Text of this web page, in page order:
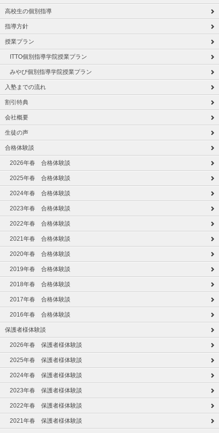
高校生の個別指導
指導方針
授業プラン
ITTO個別指導学院授業プラン
みやび個別指導学院授業プラン
入塾までの流れ
割引特典
会社概要
生徒の声
合格体験談
2026年春 合格体験談
2025年春 合格体験談
2024年春 合格体験談
2023年春 合格体験談
2022年春 合格体験談
2021年春 合格体験談
2020年春 合格体験談
2019年春 合格体験談
2018年春 合格体験談
2017年春 合格体験談
2016年春 合格体験談
保護者様体験談
2026年春 保護者様体験談
2025年春 保護者様体験談
2024年春 保護者様体験談
2023年春 保護者様体験談
2022年春 保護者様体験談
2021年春 保護者様体験談